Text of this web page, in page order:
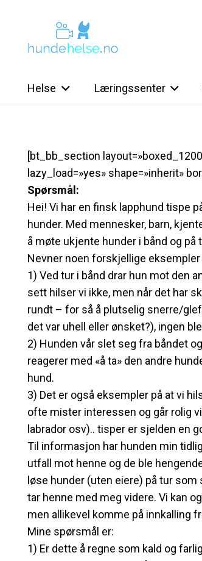
Helse Læringssenter
[bt_bb_section
lazy_load=»yes» shape=»inherit»
Spørsmål:
Hei! Vi har en finsk lapphund tispe
hunder. Med mennesker, barn,
å møte ukjente hunder i bånd og på
Nevner noen forskjellige
1) Ved tur i bånd drar hun mot den
sett hilser vi ikke, men når det har
rundt – for så å plutselig snerre/
det var uhell eller ønsket?), ingen
2) Hunden vår slet seg fra båndet
reagerer med «å ta» den andre
hund.
3) Det er også eksempler på at vi
ofte mister interessen og går rolig
labrador osv).. tisper er sjelden en
Til informasjon har hunden min
utfall mot henne og de ble
løse hunder (uten eiere) på tur
tar henne med meg videre. Vi kan
men allikevel komme på innkalling
Mine spørsmål er:
1) Er dette å regne som kald og